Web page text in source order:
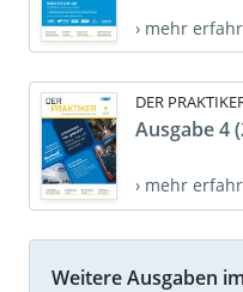
› mehr
DER
Ausgabe 4
› mehr
Weitere Ausgaben